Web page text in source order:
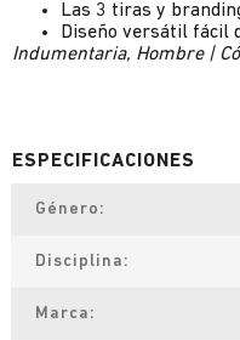
Las 3 tiras y
Diseño versátil fácil
Indumentaria, Hombre |
Género
Disciplina
Marca